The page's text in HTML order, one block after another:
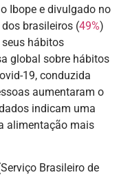
Ibope e divulgado no
brasileiros (49%)
hábitos
global sobre hábitos
19, conduzida
aumentaram o
indicam uma
alimentação mais
Brasileiro de